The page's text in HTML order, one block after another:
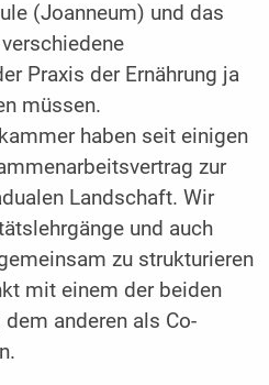
(Joanneum) und das
Praxis der Ernährung ja
müssen.
haben seit einigen
zur
Landschaft. Wir
und auch
zu strukturieren
mit einem der beiden
anderen als Co-